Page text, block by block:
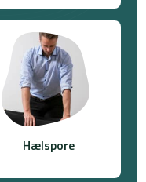
Hælspore